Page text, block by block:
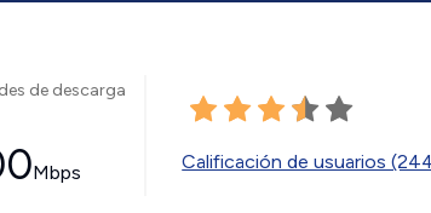
de descarga
Mbps Calificación de usuarios